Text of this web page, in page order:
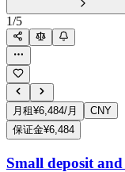
1/5
月租¥6,484/月
CNY
保证金¥6,484
Small deposit